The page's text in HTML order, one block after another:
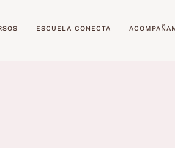
ESCUELA CONECTA